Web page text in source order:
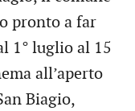
pronto a far
1° luglio al 15
all’aperto
Biagio,